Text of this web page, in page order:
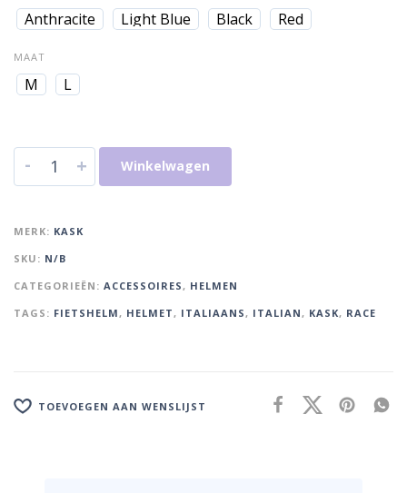
Anthracite Light Blue Black Red
MAAT
M L
- + Winkelwagen
MERK: KASK
SKU: N/B
CATEGORIEËN: ACCESSOIRES, HELMEN
TAGS: FIETSHELM, HELMET, ITALIAANS, ITALIAN, KASK, RACE
TOEVOEGEN AAN WENSLIJST